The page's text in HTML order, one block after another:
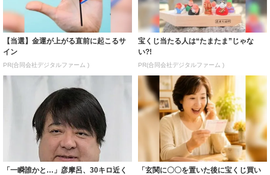
【当選】金運が上がる直前に起こるサ
イン
PR(合同会社デジタルファーム )
宝くじ当たる人は“たまたま”じゃな
い?!
PR(合同会社デジタルファーム )
「一瞬誰かと…」彦摩呂、30キロ近く
「玄関に〇〇を置いた後に宝くじ買い